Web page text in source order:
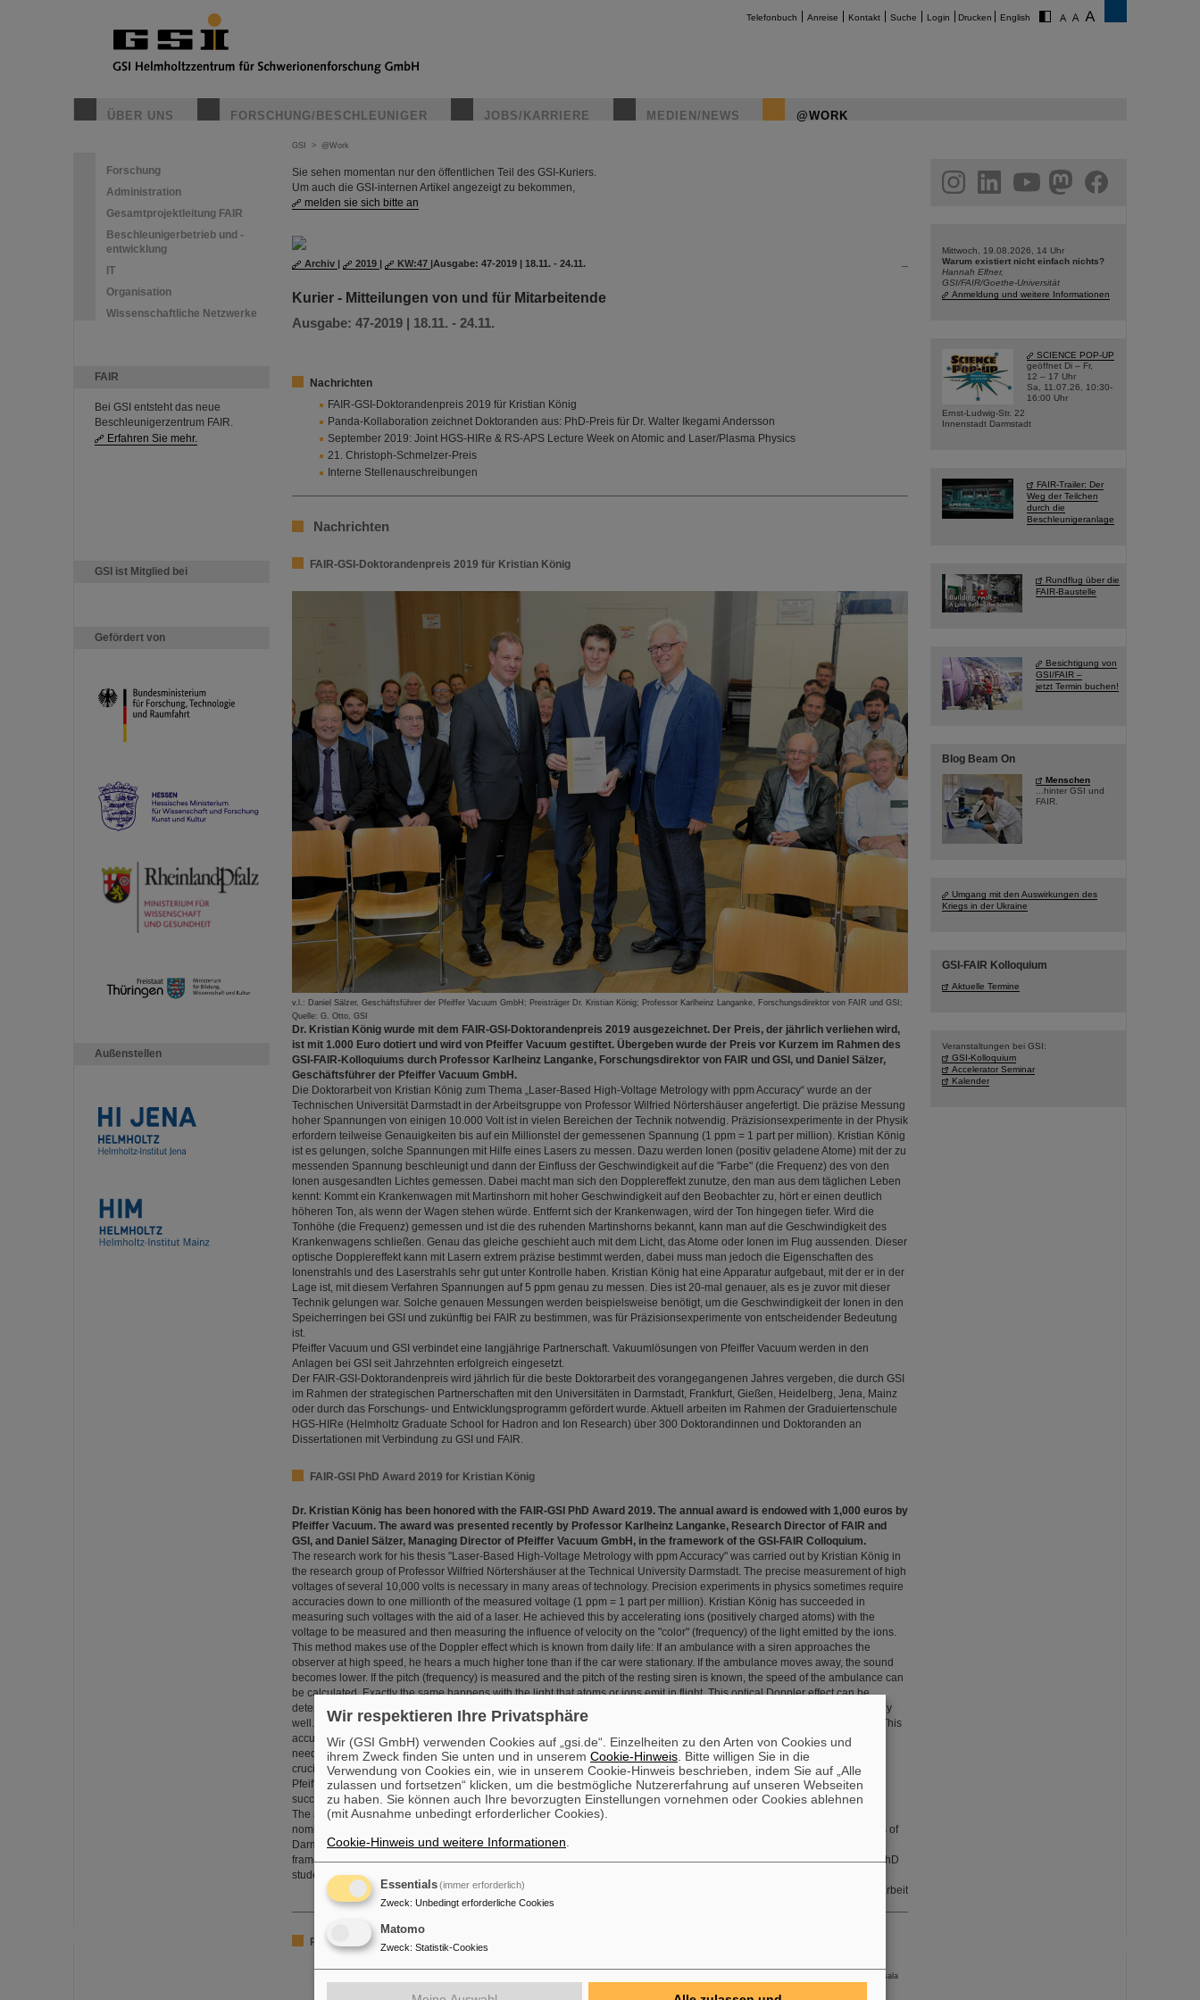
Telefonbuch Anreise Kontakt Suche Login Drucken English
ÜBER UNS FORSCHUNG/BESCHLEUNIGER JOBS/KARRIERE MEDIEN/NEWS @WORK
Forschung
Administration
Gesamtprojektleitung FAIR
Beschleunigerbetrieb und -
entwicklung
IT
Organisation
Wissenschaftliche Netzwerke
FAIR
Bei GSI entsteht das neue
Beschleunigerzentrum FAIR.
Erfahren Sie mehr.
GSI ist Mitglied bei
Gefördert von
Außenstellen
GSI > @Work
Sie sehen momentan nur den öffentlichen Teil des GSI-Kuriers.
Um auch die GSI-internen Artikel angezeigt zu bekommen,
melden sie sich bitte an
Archiv | 2019 | KW:47 |Ausgabe: 47-2019 | 18.11. - 24.11.
Kurier - Mitteilungen von und für Mitarbeitende
Ausgabe: 47-2019 | 18.11. - 24.11.
Nachrichten
FAIR-GSI-Doktorandenpreis 2019 für Kristian König
Panda-Kollaboration zeichnet Doktoranden aus: PhD-Preis für Dr. Walter Ikegami Andersson
September 2019: Joint HGS-HIRe & RS-APS Lecture Week on Atomic and Laser/Plasma Physics
21. Christoph-Schmelzer-Preis
Interne Stellenauschreibungen
Nachrichten
FAIR-GSI-Doktorandenpreis 2019 für Kristian König
v.l.: Daniel Sälzer, Geschäftsführer der Pfeiffer Vacuum GmbH; Preisträger Dr. Kristian König; Professor Karlheinz Langanke, Forschungsdirektor von FAIR und GSI;
Quelle: G. Otto, GSI
Dr. Kristian König wurde mit dem FAIR-GSI-Doktorandenpreis 2019 ausgezeichnet. Der Preis, der jährlich verliehen wird,
ist mit 1.000 Euro dotiert und wird von Pfeiffer Vacuum gestiftet. Übergeben wurde der Preis vor Kurzem im Rahmen des
GSI-FAIR-Kolloquiums durch Professor Karlheinz Langanke, Forschungsdirektor von FAIR und GSI, und Daniel Sälzer,
Geschäftsführer der Pfeiffer Vacuum GmbH.
Die Doktorarbeit von Kristian König zum Thema „Laser-Based High-Voltage Metrology with ppm Accuracy“ wurde an der
Technischen Universität Darmstadt in der Arbeitsgruppe von Professor Wilfried Nörtershäuser angefertigt. Die präzise Messung
hoher Spannungen von einigen 10.000 Volt ist in vielen Bereichen der Technik notwendig. Präzisionsexperimente in der Physik
erfordern teilweise Genauigkeiten bis auf ein Millionstel der gemessenen Spannung (1 ppm = 1 part per million). Kristian König
ist es gelungen, solche Spannungen mit Hilfe eines Lasers zu messen. Dazu werden Ionen (positiv geladene Atome) mit der zu
messenden Spannung beschleunigt und dann der Einfluss der Geschwindigkeit auf die "Farbe" (die Frequenz) des von den
Ionen ausgesandten Lichtes gemessen. Dabei macht man sich den Dopplereffekt zunutze, den man aus dem täglichen Leben
kennt: Kommt ein Krankenwagen mit Martinshorn mit hoher Geschwindigkeit auf den Beobachter zu, hört er einen deutlich
höheren Ton, als wenn der Wagen stehen würde. Entfernt sich der Krankenwagen, wird der Ton hingegen tiefer. Wird die
Tonhöhe (die Frequenz) gemessen und ist die des ruhenden Martinshorns bekannt, kann man auf die Geschwindigkeit des
Krankenwagens schließen. Genau das gleiche geschieht auch mit dem Licht, das Atome oder Ionen im Flug aussenden. Dieser
optische Dopplereffekt kann mit Lasern extrem präzise bestimmt werden, dabei muss man jedoch die Eigenschaften des
Ionenstrahls und des Laserstrahls sehr gut unter Kontrolle haben. Kristian König hat eine Apparatur aufgebaut, mit der er in der
Lage ist, mit diesem Verfahren Spannungen auf 5 ppm genau zu messen. Dies ist 20-mal genauer, als es je zuvor mit dieser
Technik gelungen war. Solche genauen Messungen werden beispielsweise benötigt, um die Geschwindigkeit der Ionen in den
Speicherringen bei GSI und zukünftig bei FAIR zu bestimmen, was für Präzisionsexperimente von entscheidender Bedeutung
ist.
Pfeiffer Vacuum und GSI verbindet eine langjährige Partnerschaft. Vakuumlösungen von Pfeiffer Vacuum werden in den
Anlagen bei GSI seit Jahrzehnten erfolgreich eingesetzt.
Der FAIR-GSI-Doktorandenpreis wird jährlich für die beste Doktorarbeit des vorangegangenen Jahres vergeben, die durch GSI
im Rahmen der strategischen Partnerschaften mit den Universitäten in Darmstadt, Frankfurt, Gießen, Heidelberg, Jena, Mainz
oder durch das Forschungs- und Entwicklungsprogramm gefördert wurde. Aktuell arbeiten im Rahmen der Graduiertenschule
HGS-HIRe (Helmholtz Graduate School for Hadron and Ion Research) über 300 Doktorandinnen und Doktoranden an
Dissertationen mit Verbindung zu GSI und FAIR.
FAIR-GSI PhD Award 2019 for Kristian König
Dr. Kristian König has been honored with the FAIR-GSI PhD Award 2019. The annual award is endowed with 1,000 euros by
Pfeiffer Vacuum. The award was presented recently by Professor Karlheinz Langanke, Research Director of FAIR and
GSI, and Daniel Sälzer, Managing Director of Pfeiffer Vacuum GmbH, in the framework of the GSI-FAIR Colloquium.
The research work for his thesis "Laser-Based High-Voltage Metrology with ppm Accuracy" was carried out by Kristian König in
the research group of Professor Wilfried Nörtershäuser at the Technical University Darmstadt. The precise measurement of high
voltages of several 10,000 volts is necessary in many areas of technology. Precision experiments in physics sometimes require
accuracies down to one millionth of the measured voltage (1 ppm = 1 part per million). Kristian König has succeeded in
measuring such voltages with the aid of a laser. He achieved this by accelerating ions (positively charged atoms) with the
voltage to be measured and then measuring the influence of velocity on the "color" (frequency) of the light emitted by the ions.
This method makes use of the Doppler effect which is known from daily life: If an ambulance with a siren approaches the
observer at high speed, he hears a much higher tone than if the car were stationary. If the ambulance moves away, the sound
becomes lower. If the pitch (frequency) is measured and the pitch of the resting siren is known, the speed of the ambulance can
be calculated. Exactly the same happens with the light that atoms or ions emit in flight. This optical Doppler effect can be
determined with extreme precision using lasers if the properties of the ion beam and the laser beam are controlled extremely
well. Kristian König has constructed a setup enabling him to measure voltages to an accuracy of 5 ppm using this method. This
accuracy is 20 times higher than what had been reached ever before with this technique. Such precise measurements are
needed, for example, to determine the velocity of ions in the storage rings at GSI and at the future FAIR facility, and thus are
crucial for a variety of precision experiments.
Pfeiffer Vacuum and GSI have a long-standing partnership. Vacuum solutions from Pfeiffer Vacuum have been used
successfully in experimental setups at GSI for decades.
The annual FAIR-GSI PhD Award honors the best doctoral dissertation completed during the previous year. Eligible for
nominations are dissertations that were financially supported by GSI as part of its strategic partnerships with the universities of
Darmstadt, Frankfurt, Giessen, Heidelberg, Jena, and Mainz, or through the research and development program. In the
framework of the Graduate School HGS-HIRe (Helmholtz Graduate School for Hadron and Ion Research), more than 300 PhD
students currently perform research for their doctoral dissertations on topics closely related to GSI and FAIR.
Öffentlichkeitsarbeit
Panda-Kollaboration zeichnet Doktoranden aus: PhD-Preis für Dr. Walter Ikegami Andersson
Dr. Walter Ikegami Andersson hat für seine Promotionsarbeit bei GSI und FAIR sowie an der Universität Uppsala
facebook
Mittwoch, 19.08.2026, 14 Uhr
Warum existiert nicht einfach nichts?
Hannah Elfner,
GSI/FAIR/Goethe-Universität
Anmeldung und weitere Informationen
SCIENCE POP-UP
geöffnet Di – Fr,
12 – 17 Uhr
Sa, 11.07.26, 10:30-
16:00 Uhr
Ernst-Ludwig-Str. 22
Innenstadt Darmstadt
FAIR-Trailer: Der
Weg der Teilchen
durch die
Beschleunigeranlage
Rundflug über die
FAIR-Baustelle
Besichtigung von
GSI/FAIR –
jetzt Termin buchen!
Blog Beam On
Menschen
...hinter GSI und
FAIR.
Umgang mit den Auswirkungen des
Kriegs in der Ukraine
GSI-FAIR Kolloquium
Aktuelle Termine
Veranstaltungen bei GSI:
GSI-Kolloquium
Accelerator Seminar
Kalender
Wir respektieren Ihre Privatsphäre
Wir (GSI GmbH) verwenden Cookies auf „gsi.de“. Einzelheiten zu den Arten von Cookies und
ihrem Zweck finden Sie unten und in unserem Cookie-Hinweis . Bitte willigen Sie in die
Verwendung von Cookies ein, wie in unserem Cookie-Hinweis beschrieben, indem Sie auf „Alle
zulassen und fortsetzen“ klicken, um die bestmögliche Nutzererfahrung auf unseren Webseiten
zu haben. Sie können auch Ihre bevorzugten Einstellungen vornehmen oder Cookies ablehnen
(mit Ausnahme unbedingt erforderlicher Cookies).
Cookie-Hinweis und weitere Informationen
Essentials(immer erforderlich)
Zweck: Unbedingt erforderliche Cookies
Matomo
Zweck: Statistik-Cookies